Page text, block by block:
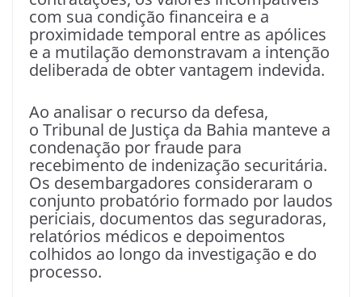
com sua condição financeira e a
proximidade temporal entre as apólices
e a mutilação demonstravam a intenção
deliberada de obter vantagem indevida.
Ao analisar o recurso da defesa,
o Tribunal de Justiça da Bahia manteve a
condenação por fraude para
recebimento de indenização securitária.
Os desembargadores consideraram o
conjunto probatório formado por laudos
periciais, documentos das seguradoras,
relatórios médicos e depoimentos
colhidos ao longo da investigação e do
processo.